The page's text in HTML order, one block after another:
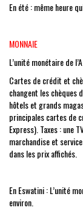
En été : même heure
MONNAIE
L’unité monétaire de
Cartes de crédit et
changent les chèques
hôtels et grands
principales cartes de
Express). Taxes : une
marchandise et
dans les prix affichés.
En Eswatini : L’unité
environ.